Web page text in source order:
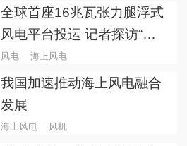
全球首座16兆瓦张力腿浮式
风电平台投运 记者探访“海
上大风车”
风电 海上风电
我国加速推动海上风电融合
发展
海上风电 风机